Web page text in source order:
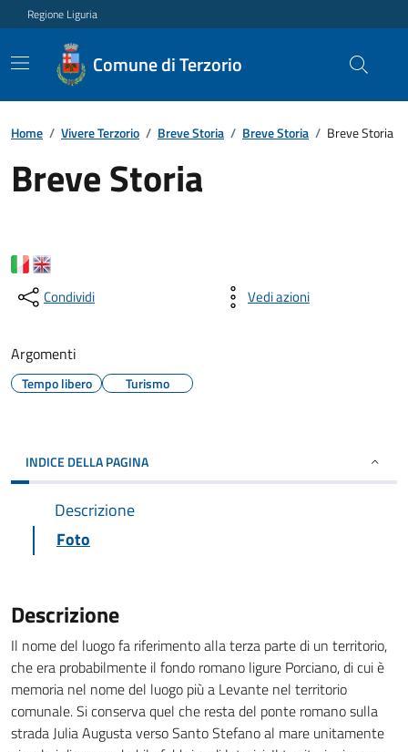
Regione Liguria
Comune di Terzorio
Home / Vivere Terzorio / Breve Storia / Breve Storia / Breve Storia
Breve Storia
Condividi Vedi azioni
Argomenti
Tempo libero Turismo
INDICE DELLA PAGINA
Descrizione
Foto
Descrizione
Il nome del luogo fa riferimento alla terza parte di un territorio,
che era probabilmente il fondo romano ligure Porciano, di cui è
memoria nel nome del luogo più a Levante nel territorio
comunale. Si conserva quel che resta del ponte romano sulla
strada Julia Augusta verso Santo Stefano al mare unitamente